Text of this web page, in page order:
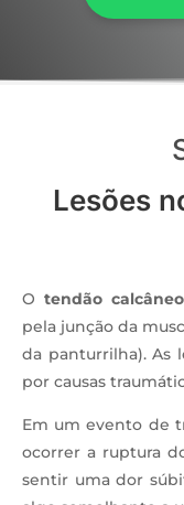
Lesões
O tendão calcâneo
pela junção da
da panturrilha). As
por causas
Em um evento de
ocorrer a ruptura
sentir uma dor